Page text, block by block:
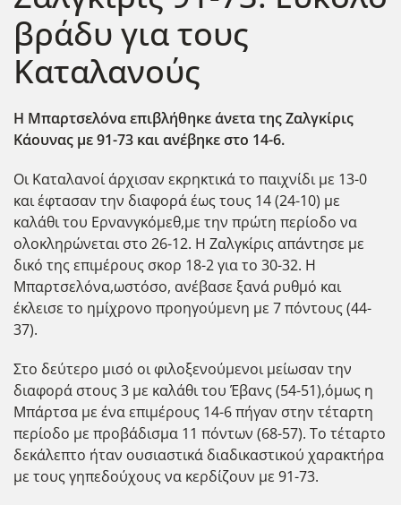
βράδυ για τους
Καταλανούς
Η Μπαρτσελόνα επιβλήθηκε άνετα της Ζαλγκίρις
Κάουνας με 91-73 και ανέβηκε στο 14-6.
Οι Καταλανοί άρχισαν εκρηκτικά το παιχνίδι με 13-0
και έφτασαν την διαφορά έως τους 14 (24-10) με
καλάθι του Ερνανγκόμεθ,με την πρώτη περίοδο να
ολοκληρώνεται στο 26-12. Η Ζαλγκίρις απάντησε με
δικό της επιμέρους σκορ 18-2 για το 30-32. Η
Μπαρτσελόνα,ωστόσο, ανέβασε ξανά ρυθμό και
έκλεισε το ημίχρονο προηγούμενη με 7 πόντους (44-
37).
Στο δεύτερο μισό οι φιλοξενούμενοι μείωσαν την
διαφορά στους 3 με καλάθι του Έβανς (54-51),όμως η
Μπάρτσα με ένα επιμέρους 14-6 πήγαν στην τέταρτη
περίοδο με προβάδισμα 11 πόντων (68-57). Το τέταρτο
δεκάλεπτο ήταν ουσιαστικά διαδικαστικού χαρακτήρα
με τους γηπεδούχους να κερδίζουν με 91-73.